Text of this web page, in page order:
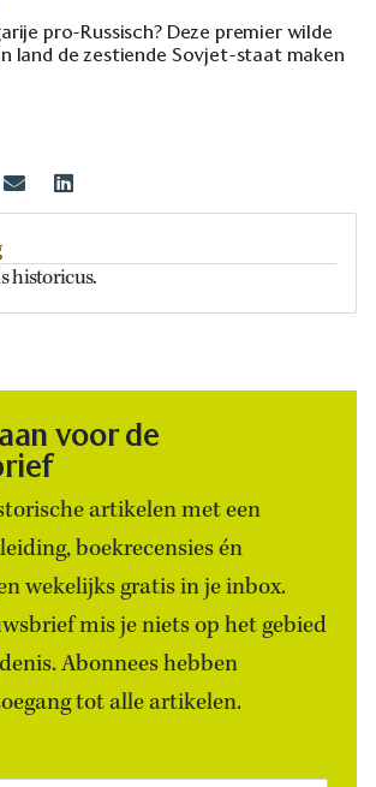
pro-Russisch? Deze premier wilde
land de zestiende Sovjet-staat maken
historicus.
voor de
artikelen met een
boekrecensies én
wekelijks gratis in je inbox.
mis je niets op het gebied
Abonnees hebben
tot alle artikelen.